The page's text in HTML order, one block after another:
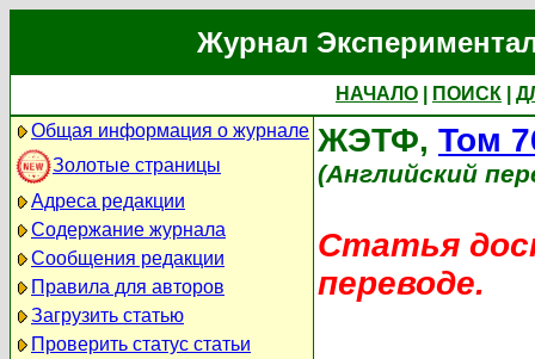
Журнал
НАЧАЛО ПОИСК
Общая информация о журнале
Золотые страницы
Адреса редакции
Содержание журнала
Сообщения редакции
Правила для авторов
Загрузить статью
Проверить статус статьи
ЖЭТФ, Том
(Английский
Статья
переводе.